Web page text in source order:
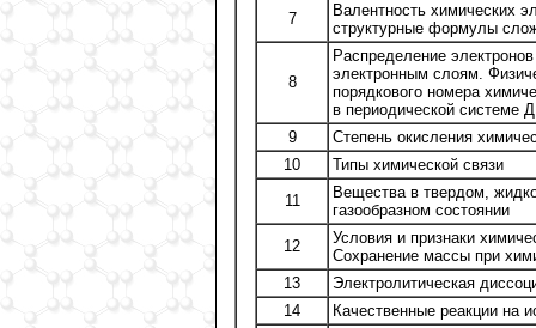
7
Валентность химических
структурные формулы
8
Распределение
электронным слоям.
порядкового номера
в периодической системе
9
Степень окисления
10
Типы химической связи
11
Вещества в твердом,
газообразном состоянии
12
Условия и признаки
Сохранение массы при
13
Электролитическая
14
Качественные реакции на